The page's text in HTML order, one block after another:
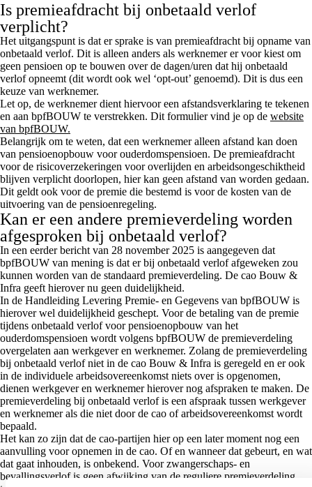
Is premieafdracht bij onbetaald verlof
verplicht?
Het uitgangspunt is dat er sprake is van premieafdracht bij opname van
onbetaald verlof. Dit is alleen anders als werknemer er voor kiest om
geen pensioen op te bouwen over de dagen/uren dat hij onbetaald
verlof opneemt (dit wordt ook wel ‘opt-out’ genoemd). Dit is dus een
keuze van werknemer.
Let op, de werknemer dient hiervoor een afstandsverklaring te tekenen
en aan bpfBOUW te verstrekken. Dit formulier vind je op de website
van bpfBOUW.
Belangrijk om te weten, dat een werknemer alleen afstand kan doen
van pensioenopbouw voor ouderdomspensioen. De premieafdracht
voor de risicoverzekeringen voor overlijden en arbeidsongeschiktheid
blijven verplicht doorlopen, hier kan geen afstand van worden gedaan.
Dit geldt ook voor de premie die bestemd is voor de kosten van de
uitvoering van de pensioenregeling.
Kan er een andere premieverdeling worden
afgesproken bij onbetaald verlof?
In een eerder bericht van 28 november 2025 is aangegeven dat
bpfBOUW van mening is dat er bij onbetaald verlof afgeweken zou
kunnen worden van de standaard premieverdeling. De cao Bouw &
Infra geeft hierover nu geen duidelijkheid.
In de Handleiding Levering Premie- en Gegevens van bpfBOUW is
hierover wel duidelijkheid geschept. Voor de betaling van de premie
tijdens onbetaald verlof voor pensioenopbouw van het
ouderdomspensioen wordt volgens bpfBOUW de premieverdeling
overgelaten aan werkgever en werknemer. Zolang de premieverdeling
bij onbetaald verlof niet in de cao Bouw & Infra is geregeld en er ook
in de individuele arbeidsovereenkomst niets over is opgenomen,
dienen werkgever en werknemer hierover nog afspraken te maken. De
premieverdeling bij onbetaald verlof is een afspraak tussen werkgever
en werknemer als die niet door de cao of arbeidsovereenkomst wordt
bepaald.
Het kan zo zijn dat de cao-partijen hier op een later moment nog een
aanvulling voor opnemen in de cao. Of en wanneer dat gebeurt, en wat
dat gaat inhouden, is onbekend. Voor zwangerschaps- en
bevallingsverlof is geen afwijking van de reguliere premieverdeling